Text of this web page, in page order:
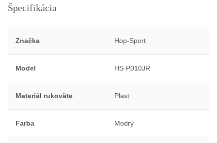
Špecifikácia
Značka Hop-Sport
Model HS-P010JR
Materiál rukoväte Plast
Farba Modrý